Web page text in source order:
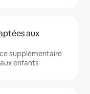
aux
supplémentaire
enfants